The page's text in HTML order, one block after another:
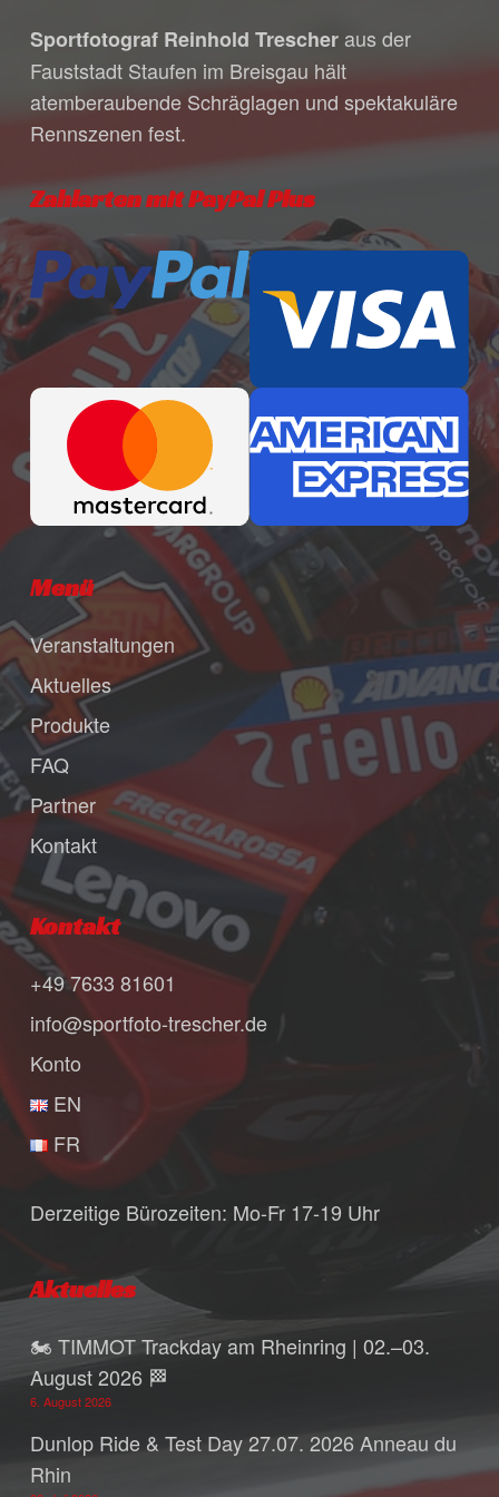
Zahlungsmodalitäten während unserer
Bürozeiten. Bitte habe dafür Verständnis,
dass unser Öffnungszeiten in den
Sommermonaten variieren, da wir häufig
sind.
Sportfotograf Reinhold Trescheraus der
Fauststadt Staufen im Breisgau hält
atemberaubende Schräglagen und spektakuläre
Rennszenen fest.
Zahlarten mit PayPal Plus
Menü
Veranstaltungen
Aktuelles
Produkte
FAQ
Partner
Kontakt
Kontakt
+49 7633 81601
info@sportfoto-trescher.de
Konto
EN
FR
Derzeitige Bürozeiten: Mo-Fr 17-19 Uhr
Aktuelles
🏍️ TIMMOT Trackday am Rheinring | 02.–03.
August 2026 🏁
6. August 2026
Dunlop Ride & Test Day 27.07. 2026 Anneau du
Rhin